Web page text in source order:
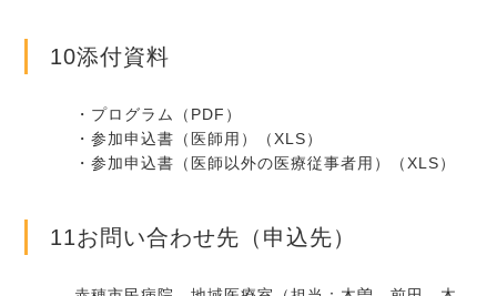
10添付資料
・プログラム（PDF）
・参加申込書（医師用）（XLS）
・参加申込書（医師以外の医療従事者用）（XLS）
11お問い合わせ先（申込先）